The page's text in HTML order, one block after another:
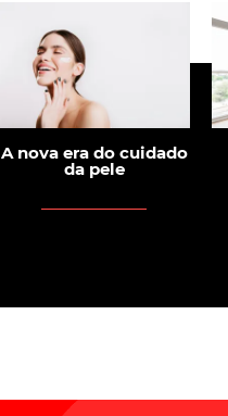
A nova era do cuidado
da pele